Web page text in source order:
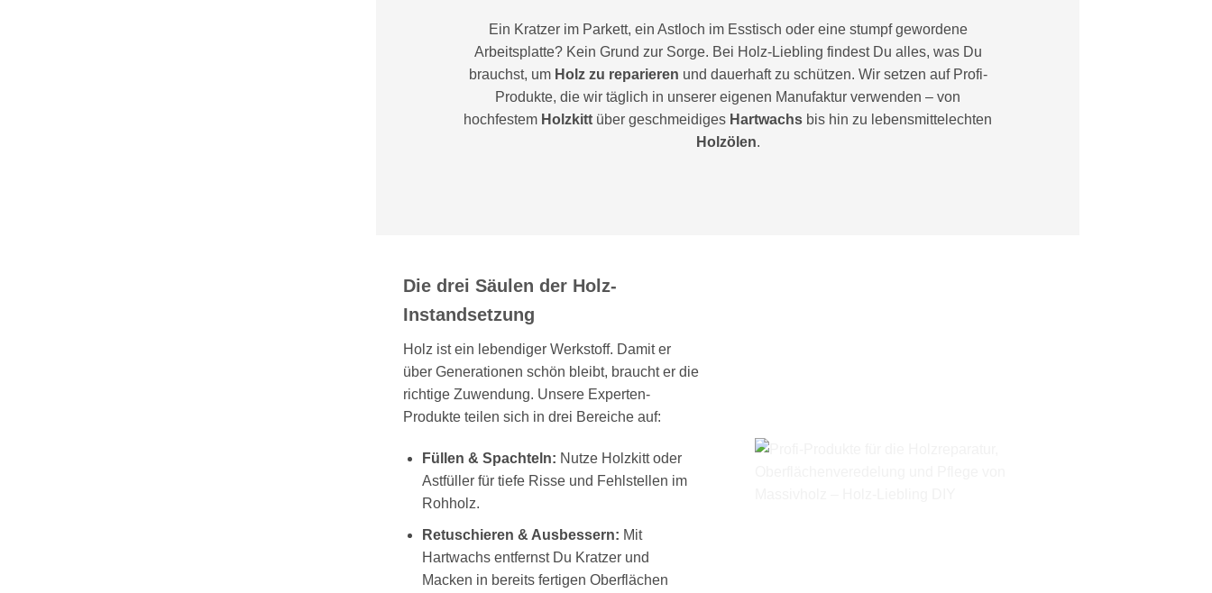
Ein Kratzer im Parkett, ein Astloch im Esstisch oder eine stumpf gewordene
Arbeitsplatte? Kein Grund zur Sorge. Bei Holz-Liebling findest Du alles, was Du
brauchst, um Holz zu reparieren und dauerhaft zu schützen. Wir setzen auf Profi-
Produkte, die wir täglich in unserer eigenen Manufaktur verwenden – von
hochfestem Holzkitt über geschmeidiges Hartwachs bis hin zu lebensmittelechten
Holzölen.
Die drei Säulen der Holz-
Instandsetzung
Holz ist ein lebendiger Werkstoff. Damit er
über Generationen schön bleibt, braucht er die
richtige Zuwendung. Unsere Experten-
Produkte teilen sich in drei Bereiche auf:
Füllen & Spachteln: Nutze Holzkitt oder
Astfüller für tiefe Risse und Fehlstellen im
Rohholz.
Retuschieren & Ausbessern: Mit
Hartwachs entfernst Du Kratzer und
Macken in bereits fertigen Oberflächen